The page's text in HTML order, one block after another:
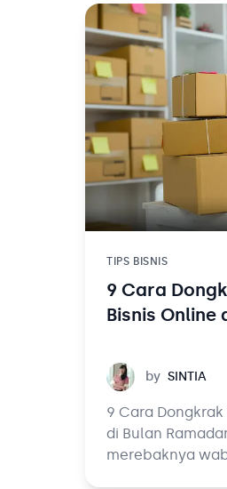
koordinasi
TIPS BISNIS
9 Cara
Bisnis Online
Sintia by SINTIA
9 Cara
di Bulan
merebaknya